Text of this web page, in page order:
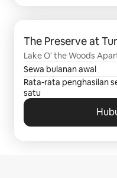
The Preserve at
Lake O' the Woods
Arlington, TX
Sewa bulanan awal
Rata-rata penghasilan
satu